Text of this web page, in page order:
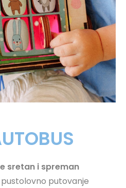
sretan i spreman
putovanje